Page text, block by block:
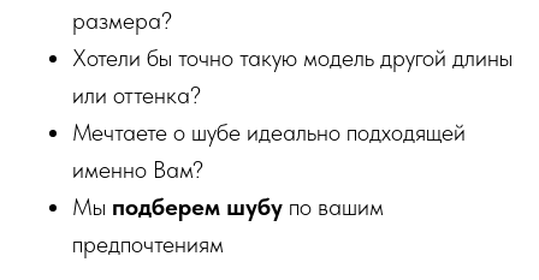
размера?
Хотели бы точно такую модель другой длины
или оттенка?
Мечтаете о шубе идеально подходящей
именно Вам?
Мы подберем шубу по вашим
предпочтениям